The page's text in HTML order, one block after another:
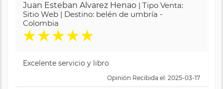
Juan Esteban Alvarez Henao | Tipo Venta:
Sitio Web | Destino: belén de umbría -
Colombia
★★★★★
Excelente servicio y libro
Opinión Recibida el: 2025-03-17